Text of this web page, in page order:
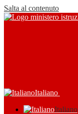
Salta al contenuto
Italiano
Italiano